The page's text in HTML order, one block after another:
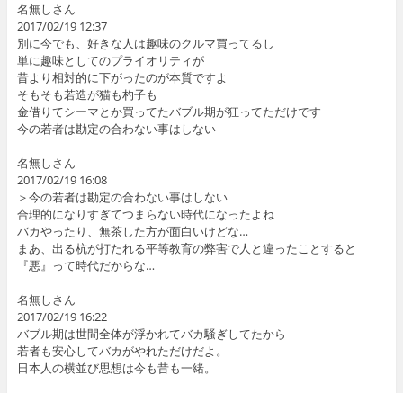
名無しさん
2017/02/19 12:37
別に今でも、好きな人は趣味のクルマ買ってるし
単に趣味としてのプライオリティが
昔より相対的に下がったのが本質ですよ
そもそも若造が猫も杓子も
金借りてシーマとか買ってたバブル期が狂ってただけです
今の若者は勘定の合わない事はしない
名無しさん
2017/02/19 16:08
＞今の若者は勘定の合わない事はしない
合理的になりすぎてつまらない時代になったよね
バカやったり、無茶した方が面白いけどな…
まあ、出る杭が打たれる平等教育の弊害で人と違ったことすると
『悪』って時代だからな…
名無しさん
2017/02/19 16:22
バブル期は世間全体が浮かれてバカ騒ぎしてたから
若者も安心してバカがやれただけだよ。
日本人の横並び思想は今も昔も一緒。